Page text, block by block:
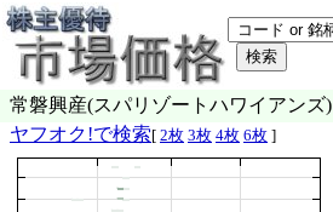
常磐興産(スパリゾートハワイアンズ)
ヤフオク!で検索 [ 2枚 3枚 4枚 6枚 ]